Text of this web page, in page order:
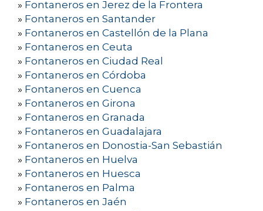
» Fontaneros en Jerez de la Frontera
» Fontaneros en Santander
» Fontaneros en Castellón de la Plana
» Fontaneros en Ceuta
» Fontaneros en Ciudad Real
» Fontaneros en Córdoba
» Fontaneros en Cuenca
» Fontaneros en Girona
» Fontaneros en Granada
» Fontaneros en Guadalajara
» Fontaneros en Donostia-San Sebastián
» Fontaneros en Huelva
» Fontaneros en Huesca
» Fontaneros en Palma
» Fontaneros en Jaén